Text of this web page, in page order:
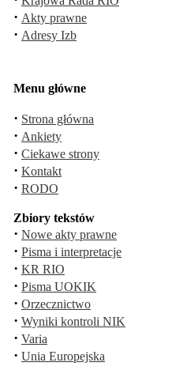
· Akty prawne
· Adresy Izb
Menu główne
· Strona główna
· Ankiety
· Ciekawe strony
· Kontakt
· RODO
Zbiory tekstów
· Nowe akty prawne
· Pisma i interpretacje
· KR RIO
· Pisma UOKIK
· Orzecznictwo
· Wyniki kontroli NIK
· Varia
· Unia Europejska